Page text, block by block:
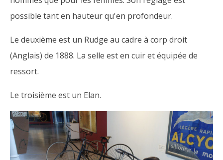
possible tant en hauteur qu'en profondeur.
Le deuxième est un Rudge au cadre à corp droit
(Anglais) de 1888. La selle est en cuir et équipée de
ressort.
Le troisième est un Elan.